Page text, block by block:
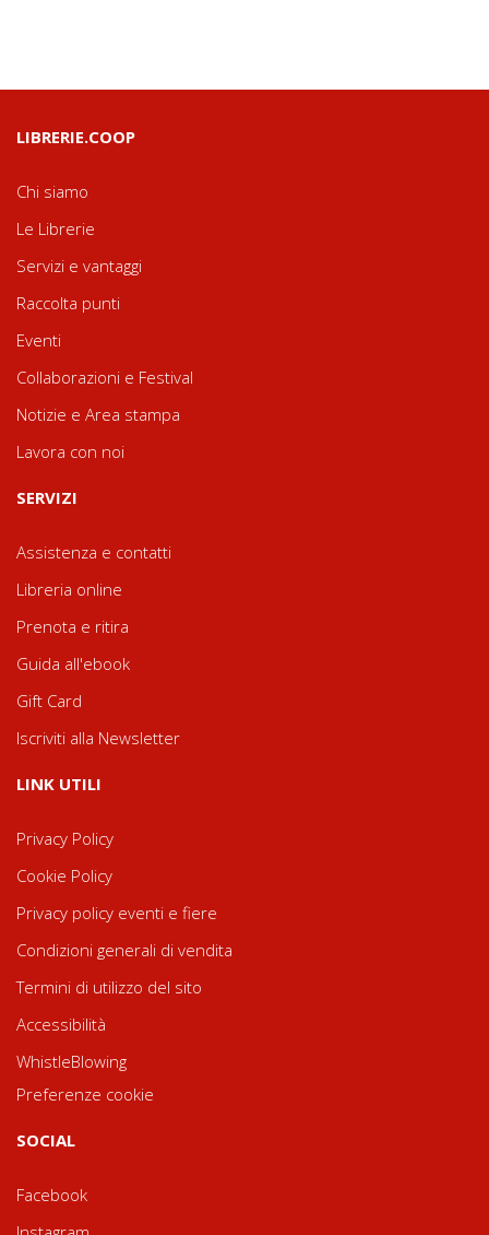
LIBRERIE.COOP
Chi siamo
Le Librerie
Servizi e vantaggi
Raccolta punti
Eventi
Collaborazioni e Festival
Notizie e Area stampa
Lavora con noi
SERVIZI
Assistenza e contatti
Libreria online
Prenota e ritira
Guida all'ebook
Gift Card
Iscriviti alla Newsletter
LINK UTILI
Privacy Policy
Cookie Policy
Privacy policy eventi e fiere
Condizioni generali di vendita
Termini di utilizzo del sito
Accessibilità
WhistleBlowing
Preferenze cookie
SOCIAL
Facebook